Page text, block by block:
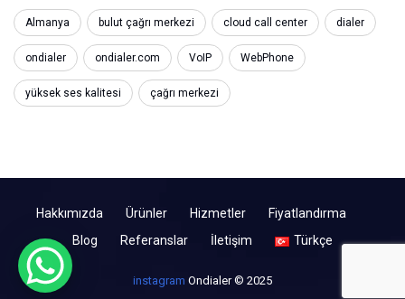
Almanya bulut çağrı merkezi cloud call center dialer
ondialer ondialer.com VoIP WebPhone
yüksek ses kalitesi çağrı merkezi
Hakkımızda Ürünler Hizmetler
Fiyatlandırma
Blog
Referanslar İletişim Türkçe
instagram Ondialer © 2025